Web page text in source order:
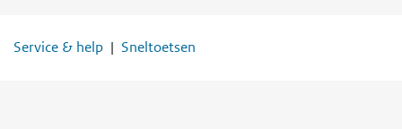
Service & help Sneltoetsen